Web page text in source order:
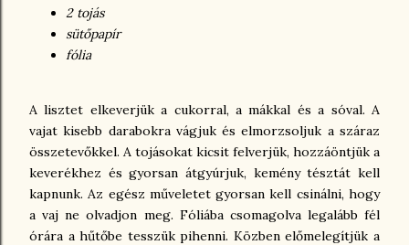
2 tojás
sütőpapír
fólia
A lisztet elkeverjük a cukorral, a mákkal és a sóval. A
vajat kisebb darabokra vágjuk és elmorzsoljuk a száraz
összetevőkkel. A tojásokat kicsit felverjük, hozzáöntjük a
keverékhez és gyorsan átgyúrjuk, kemény tésztát kell
kapnunk. Az egész műveletet gyorsan kell csinálni, hogy
a vaj ne olvadjon meg. Fóliába csomagolva legalább fél
órára a hűtőbe tesszük pihenni. Közben előmelegítjük a